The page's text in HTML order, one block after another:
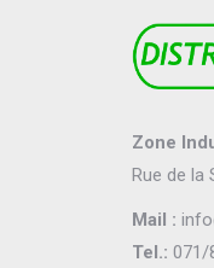
Zone
Rue de la
Mail :
Tel.: 071/